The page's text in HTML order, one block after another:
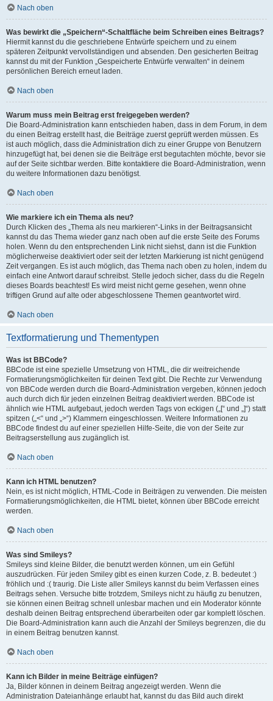
Nach oben
Was bewirkt die „Speichern“-Schaltfläche beim Schreiben eines Beitrags?
Hiermit kannst du die geschriebene Entwürfe speichern und zu einem
späteren Zeitpunkt vervollständigen und absenden. Den gesicherten Beitrag
kannst du mit der Funktion „Gespeicherte Entwürfe verwalten“ in deinem
persönlichen Bereich erneut laden.
Nach oben
Warum muss mein Beitrag erst freigegeben werden?
Die Board-Administration kann entschieden haben, dass in dem Forum, in dem
du einen Beitrag erstellt hast, die Beiträge zuerst geprüft werden müssen. Es
ist auch möglich, dass die Administration dich zu einer Gruppe von Benutzern
hinzugefügt hat, bei denen sie die Beiträge erst begutachten möchte, bevor sie
auf der Seite sichtbar werden. Bitte kontaktiere die Board-Administration, wenn
du weitere Informationen dazu benötigst.
Nach oben
Wie markiere ich ein Thema als neu?
Durch Klicken des „Thema als neu markieren“-Links in der Beitragsansicht
kannst du das Thema wieder ganz nach oben auf die erste Seite des Forums
holen. Wenn du den entsprechenden Link nicht siehst, dann ist die Funktion
möglicherweise deaktiviert oder seit der letzten Markierung ist nicht genügend
Zeit vergangen. Es ist auch möglich, das Thema nach oben zu holen, indem du
einfach eine Antwort darauf schreibst. Stelle jedoch sicher, dass du die Regeln
dieses Boards beachtest! Es wird meist nicht gerne gesehen, wenn ohne
triftigen Grund auf alte oder abgeschlossene Themen geantwortet wird.
Nach oben
Textformatierung und Thementypen
Was ist BBCode?
BBCode ist eine spezielle Umsetzung von HTML, die dir weitreichende
Formatierungsmöglichkeiten für deinen Text gibt. Die Rechte zur Verwendung
von BBCode werden durch die Board-Administration vergeben, können jedoch
auch durch dich für jeden einzelnen Beitrag deaktiviert werden. BBCode ist
ähnlich wie HTML aufgebaut, jedoch werden Tags von eckigen („[“ und „]“) statt
spitzen („<“ und „>“) Klammern eingeschlossen. Weitere Informationen zu
BBCode findest du auf einer speziellen Hilfe-Seite, die von der Seite zur
Beitragserstellung aus zugänglich ist.
Nach oben
Kann ich HTML benutzen?
Nein, es ist nicht möglich, HTML-Code in Beiträgen zu verwenden. Die meisten
Formatierungsmöglichkeiten, die HTML bietet, können über BBCode erreicht
werden.
Nach oben
Was sind Smileys?
Smileys sind kleine Bilder, die benutzt werden können, um ein Gefühl
auszudrücken. Für jeden Smiley gibt es einen kurzen Code, z. B. bedeutet :)
fröhlich und :( traurig. Die Liste aller Smileys kannst du beim Verfassen eines
Beitrags sehen. Versuche bitte trotzdem, Smileys nicht zu häufig zu benutzen,
sie können einen Beitrag schnell unlesbar machen und ein Moderator könnte
deshalb deinen Beitrag entsprechend überarbeiten oder gar komplett löschen.
Die Board-Administration kann auch die Anzahl der Smileys begrenzen, die du
in einem Beitrag benutzen kannst.
Nach oben
Kann ich Bilder in meine Beiträge einfügen?
Ja, Bilder können in deinem Beitrag angezeigt werden. Wenn die
Administration Dateianhänge erlaubt hat, kannst du das Bild auch direkt